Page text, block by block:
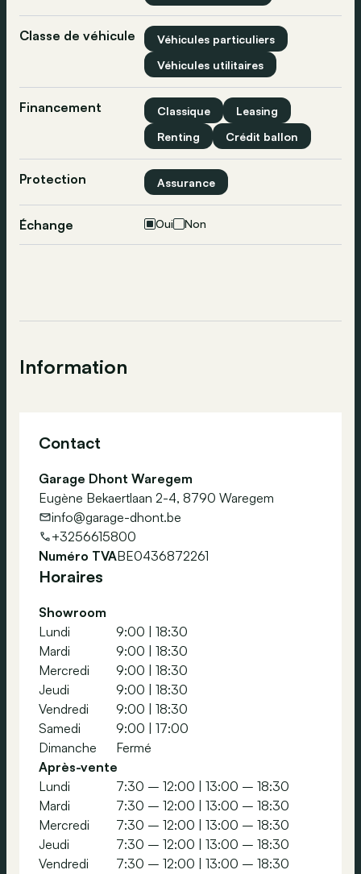
Classe de véhicule
Véhicules particuliers
Véhicules utilitaires
Financement Classique
Leasing
Renting
Crédit ballon
Protection Assurance
Échange Oui Non
Information
Contact
Garage Dhont Waregem
Eugène Bekaertlaan 2-4, 8790 Waregem
info@garage-dhont.be
+3256615800
Numéro TVABE0436872261
Horaires
Showroom
Lundi
9:00
18:30
Mardi
9:00
18:30
Mercredi
9:00
18:30
Jeudi
9:00
18:30
Vendredi
9:00
18:30
Samedi
9:00
17:00
Dimanche
Fermé
Après-vente
Lundi
7:30 – 12:00
13:00 – 18:30
Mardi
7:30 – 12:00
13:00 – 18:30
Mercredi
7:30 – 12:00
13:00 – 18:30
Jeudi
7:30 – 12:00
13:00 – 18:30
Vendredi
7:30 – 12:00
13:00 – 18:30